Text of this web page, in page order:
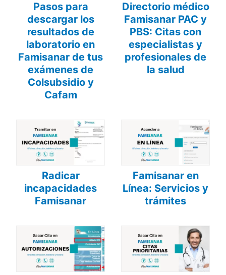
Pasos para
descargar los
resultados de
laboratorio en
Famisanar de tus
exámenes de
Colsubsidio y
Cafam
Directorio médico
Famisanar PAC y
PBS: Citas con
especialistas y
profesionales de
la salud
Radicar
incapacidades
Famisanar
Famisanar en
Línea: Servicios y
trámites